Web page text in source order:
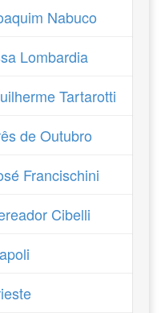
Nabuco
Lombardia
Tartarotti
de Outubro
Francischini
Cibelli